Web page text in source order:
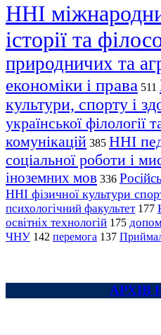
ННІ
історії та
природничих та
економіки і права 511
культури, спорту і
української філології
комунікацій 385 ННІ
соціальної роботи і
іноземних мов 336
ННІ фізичної культури
психологічний факультет 177
освітніх технологій 175
ЧНУ 142 перемога 137
АРХІВ